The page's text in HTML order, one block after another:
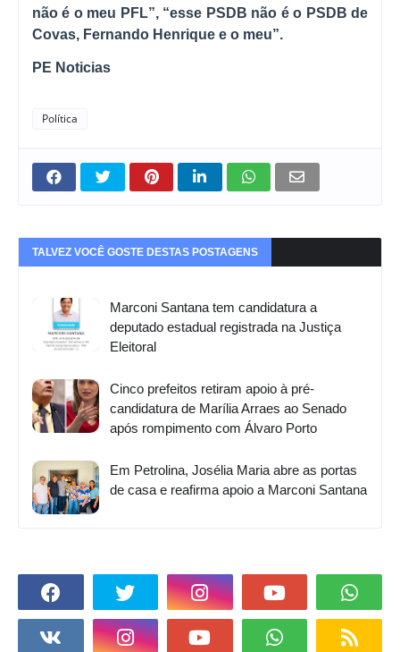
não é o meu PFL”, “esse PSDB não é o PSDB de
Covas, Fernando Henrique e o meu”.
PE Noticias
Política
TALVEZ VOCÊ GOSTE DESTAS POSTAGENS
Marconi Santana tem candidatura a
deputado estadual registrada na Justiça
Eleitoral
Cinco prefeitos retiram apoio à pré-
candidatura de Marília Arraes ao Senado
após rompimento com Álvaro Porto
Em Petrolina, Josélia Maria abre as portas
de casa e reafirma apoio a Marconi Santana